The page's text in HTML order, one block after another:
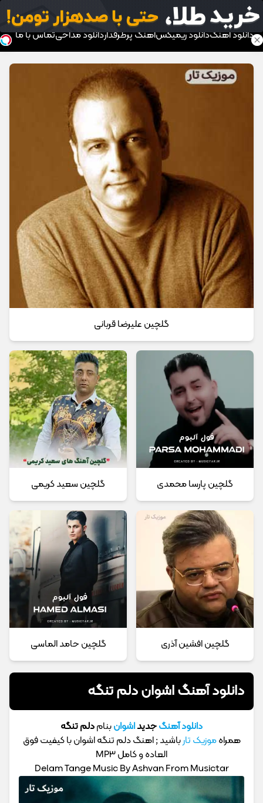
موزیک تار
دانلود آهنگدانلود ریمیکسآهنگ پرطرفداردانلود مداحیتماس با ما
گلچین علیرضا قربانی
گلچین پارسا محمدی گلچین سعید کریمی
گلچین افشین آذری گلچین حامد الماسی
دانلود آهنگ اشوان دلم تنگه
دانلود آهنگجدیداشوانبنامدلم تنگه
همراهموزیک تارباشید ; اهنگ دلم تنگه اشوان با کیفیت فوق
العاده و کامل MP3
Delam Tange Music By Ashvan From Musictar